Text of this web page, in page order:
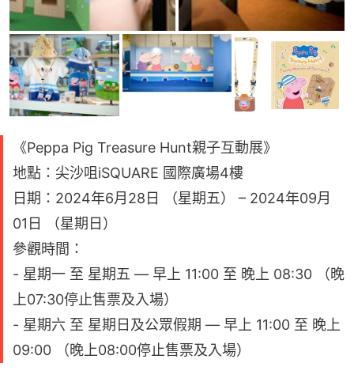
《Peppa Pig Treasure Hunt親子互動展》
地點：尖沙咀iSQUARE 國際廣場4樓
日期：2024年6月28日 （星期五） – 2024年09月
01日 （星期日）
參觀時間：
- 星期一 至 星期五 — 早上 11:00 至 晚上 08:30 （晚
上07:30停止售票及入場）
- 星期六 至 星期日及公眾假期 — 早上 11:00 至 晚上
09:00 （晚上08:00停止售票及入場）